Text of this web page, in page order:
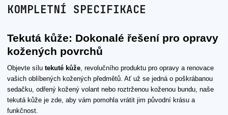
KOMPLETNÍ SPECIFIKACE
Tekutá kůže: Dokonalé řešení pro opravy
kožených povrchů
Objevte sílu tekuté kůže , revolučního produktu pro opravy a renovace
vašich oblíbených kožených předmětů. Ať už se jedná o poškrábanou
sedačku, odřený kožený volant nebo roztrženou koženou bundu, naše
tekutá kůže je zde, aby vám pomohla vrátit jim původní krásu a
funkčnost.